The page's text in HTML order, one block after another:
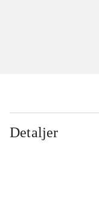
Detaljer